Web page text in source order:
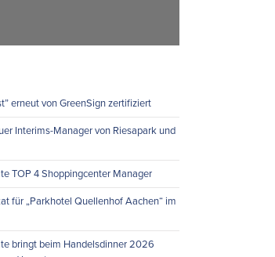
erneut von GreenSign zertifiziert
Interims-Manager von Riesapark und
TOP 4 Shoppingcenter Manager
für „Parkhotel Quellenhof Aachen“ im
bringt beim Handelsdinner 2026